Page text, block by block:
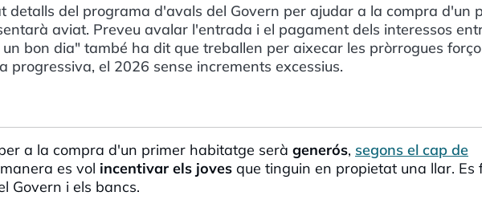
detalls del programa d'avals del Govern per ajudar a la compra d'un
aviat. Preveu avalar l'entrada i el pagament dels interessos
bon dia" també ha dit que treballen per aixecar les pròrrogues
progressiva, el 2026 sense increments excessius.
a la compra d'un primer habitatge serà generós, segons el cap de
es vol incentivar els joves que tinguin en propietat una llar. Es
Govern i els bancs.